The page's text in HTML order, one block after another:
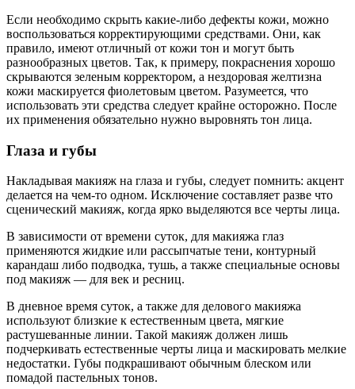
Если необходимо скрыть какие-либо дефекты кожи, можно
воспользоваться корректирующими средствами. Они, как
правило, имеют отличный от кожи тон и могут быть
разнообразных цветов. Так, к примеру, покраснения хорошо
скрываются зеленым корректором, а нездоровая желтизна
кожи маскируется фиолетовым цветом. Разумеется, что
использовать эти средства следует крайне осторожно. После
их применения обязательно нужно выровнять тон лица.
Глаза и губы
Накладывая макияж на глаза и губы, следует помнить: акцент
делается на чем-то одном. Исключение составляет разве что
сценический макияж, когда ярко выделяются все черты лица.
В зависимости от времени суток, для макияжа глаз
применяются жидкие или рассыпчатые тени, контурный
карандаш либо подводка, тушь, а также специальные основы
под макияж — для век и ресниц.
В дневное время суток, а также для делового макияжа
используют близкие к естественным цвета, мягкие
растушеванные линии. Такой макияж должен лишь
подчеркивать естественные черты лица и маскировать мелкие
недостатки. Губы подкрашивают обычным блеском или
помадой пастельных тонов.